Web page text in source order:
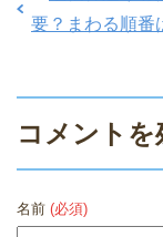
要？まわる順番
コメントを
名前 (必須)